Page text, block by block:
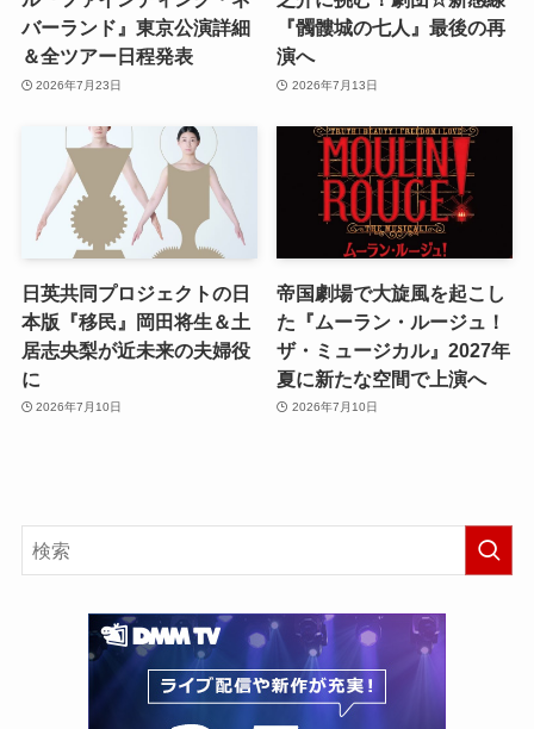
バーランド』東京公演詳細
＆全ツアー日程発表
2026年7月23日
『髑髏城の七人』最後の再
演へ
2026年7月13日
日英共同プロジェクトの日
本版『移民』岡田将生＆土
居志央梨が近未来の夫婦役
に
2026年7月10日
帝国劇場で大旋風を起こし
た『ムーラン・ルージュ！
ザ・ミュージカル』2027年
夏に新たな空間で上演へ
2026年7月10日